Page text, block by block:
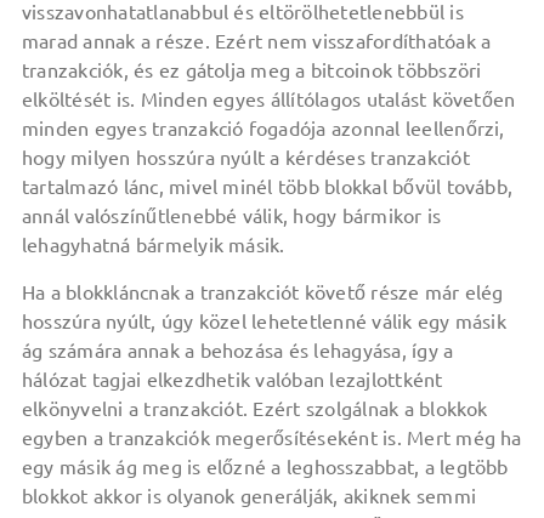
visszavonhatatlanabbul és eltörölhetetlenebbül is
marad annak a része. Ezért nem visszafordíthatóak a
tranzakciók, és ez gátolja meg a bitcoinok többszöri
elköltését is. Minden egyes állítólagos utalást követően
minden egyes tranzakció fogadója azonnal leellenőrzi,
hogy milyen hosszúra nyúlt a kérdéses tranzakciót
tartalmazó lánc, mivel minél több blokkal bővül tovább,
annál valószínűtlenebbé válik, hogy bármikor is
lehagyhatná bármelyik másik.
Ha a blokkláncnak a tranzakciót követő része már elég
hosszúra nyúlt, úgy közel lehetetlenné válik egy másik
ág számára annak a behozása és lehagyása, így a
hálózat tagjai elkezdhetik valóban lezajlottként
elkönyvelni a tranzakciót. Ezért szolgálnak a blokkok
egyben a tranzakciók megerősítéseként is. Mert még ha
egy másik ág meg is előzné a leghosszabbat, a legtöbb
blokkot akkor is olyanok generálják, akiknek semmi